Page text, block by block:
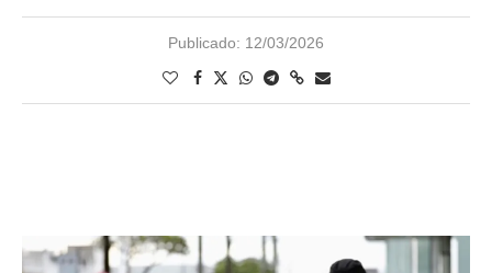
Publicado: 12/03/2026